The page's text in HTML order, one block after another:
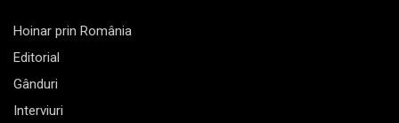
Hoinar prin România
Editorial
Gânduri
Interviuri